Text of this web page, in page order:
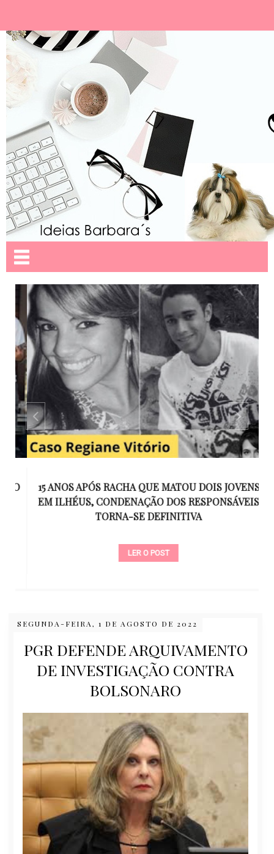
15 ANOS APÓS RACHA QUE MATOU DOIS JOVENS
EM ILHÉUS, CONDENAÇÃO DOS RESPONSÁVEIS
TORNA-SE DEFINITIVA
LER O POST
SEGUNDA-FEIRA, 1 DE AGOSTO DE 2022
PGR DEFENDE ARQUIVAMENTO
DE INVESTIGAÇÃO CONTRA
BOLSONARO